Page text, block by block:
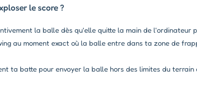
le score ?
la balle dès qu'elle quitte la main de l'ordinateur
au moment exact où la balle entre dans ta zone de
ta batte pour envoyer la balle hors des limites du terrain